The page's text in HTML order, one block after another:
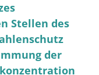
Stellen des
der